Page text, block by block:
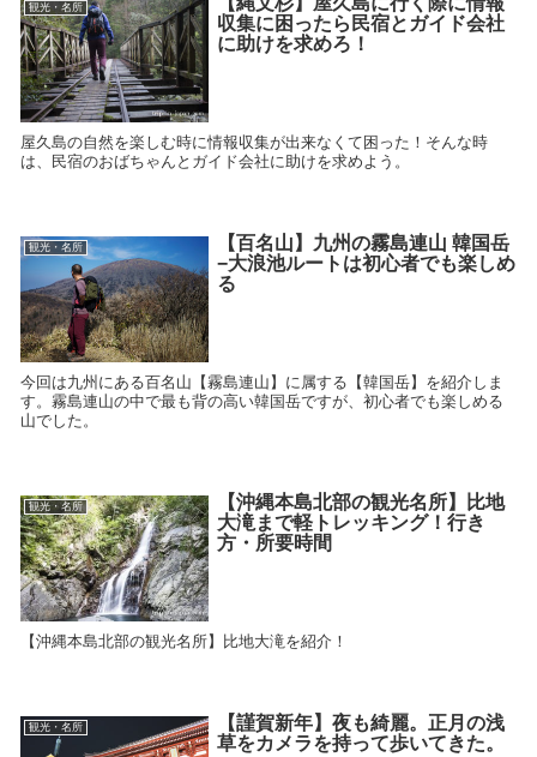
観光・名所
収集に困ったら民宿とガイド会社
に助けを求めろ！
屋久島の自然を楽しむ時に情報収集が出来なくて困った！そんな時
は、民宿のおばちゃんとガイド会社に助けを求めよう。
観光・名所
【百名山】九州の霧島連山 韓国岳
−大浪池ルートは初心者でも楽しめ
る
今回は九州にある百名山【霧島連山】に属する【韓国岳】を紹介しま
す。霧島連山の中で最も背の高い韓国岳ですが、初心者でも楽しめる
山でした。
観光・名所
【沖縄本島北部の観光名所】比地
大滝まで軽トレッキング！行き
方・所要時間
【沖縄本島北部の観光名所】比地大滝を紹介！
観光・名所
【謹賀新年】夜も綺麗。正月の浅
草をカメラを持って歩いてきた。